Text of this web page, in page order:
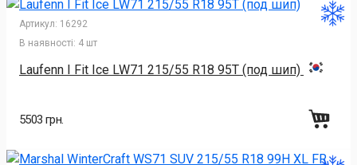
Артикул: 16292
В наявності: 4 шт
Laufenn I Fit Ice LW71 215/55 R18 95T (под шип)
5503 грн.